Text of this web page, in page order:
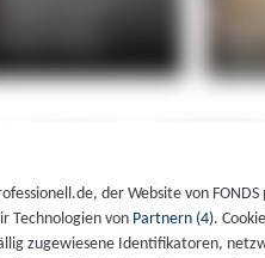
der Website von
Technologien von Partnern (4).
zugewiesene Identifikatoren,